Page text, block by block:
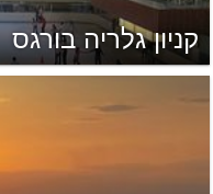
קניון גלריה בורגס